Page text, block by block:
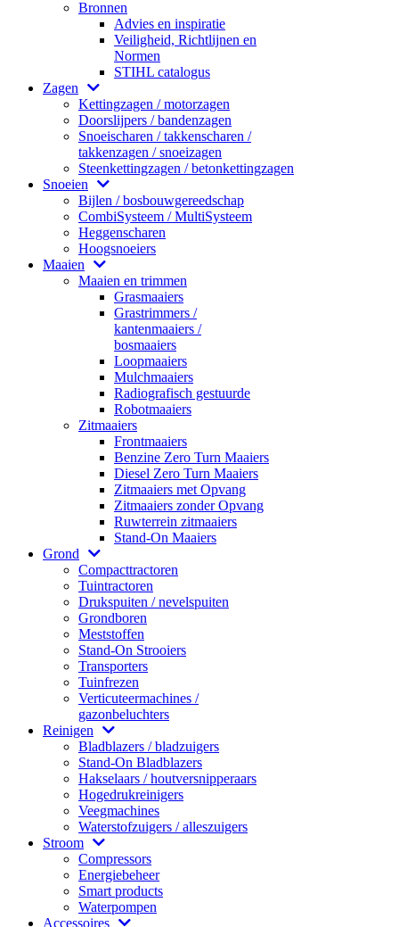
Bronnen
Advies en inspiratie
Veiligheid, Richtlijnen en
Normen
STIHL catalogus
Zagen
Kettingzagen / motorzagen
Doorslijpers / bandenzagen
Snoeischaren / takkenscharen /
takkenzagen / snoeizagen
Steenkettingzagen / betonkettingzagen
Snoeien
Bijlen / bosbouwgereedschap
CombiSysteem / MultiSysteem
Heggenscharen
Hoogsnoeiers
Maaien
Maaien en trimmen
Grasmaaiers
Grastrimmers /
kantenmaaiers /
bosmaaiers
Loopmaaiers
Mulchmaaiers
Radiografisch gestuurde
Robotmaaiers
Zitmaaiers
Frontmaaiers
Benzine Zero Turn Maaiers
Diesel Zero Turn Maaiers
Zitmaaiers met Opvang
Zitmaaiers zonder Opvang
Ruwterrein zitmaaiers
Stand-On Maaiers
Grond
Compacttractoren
Tuintractoren
Drukspuiten / nevelspuiten
Grondboren
Meststoffen
Stand-On Strooiers
Transporters
Tuinfrezen
Verticuteermachines /
gazonbeluchters
Reinigen
Bladblazers / bladzuigers
Stand-On Bladblazers
Hakselaars / houtversnipperaars
Hogedrukreinigers
Veegmachines
Waterstofzuigers / alleszuigers
Stroom
Compressors
Energiebeheer
Smart products
Waterpompen
Accessoires